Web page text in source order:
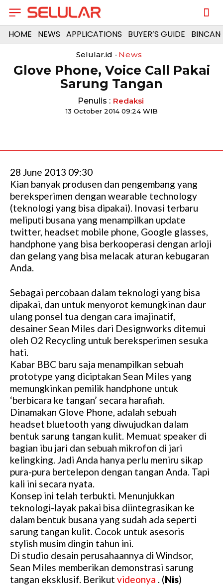
HOME NEWS APPLICATIONS BUYER’S GUIDE
Selular.id - News
Glove Phone, Voice Call Pakai
Sarung Tangan
Penulis : Redaksi
13 October 2014 09:24 WIB
28 June 2013 09:30
Kian banyak produsen dan pengembang yang
bereksperimen dengan wearable technology
(teknologi yang bisa dipakai). Inovasi terbaru
meliputi busana yang menampilkan update
twitter, headset mobile phone, Google glasses,
handphone yang bisa berkooperasi dengan arloji
dan gelang yang bisa melacak aturan kebugaran
Anda.
Sebagai percobaan dalam teknologi yang bisa
dipakai, dan untuk menyorot kemungkinan daur
ulang ponsel tua dengan cara imajinatif,
desainer Sean Miles dari Designworks ditemui
oleh O2 Recycling untuk bereksperimen sesuka
hati.
Kabar BBC baru saja menampilkan sebuah
prototype yang diciptakan Sean Miles yang
memungkinkan pemilik handphone untuk
‘berbicara ke tangan’ secara harafiah.
Dinamakan Glove Phone, adalah sebuah
headset bluetooth yang diwujudkan dalam
bentuk sarung tangan kulit. Memuat speaker di
bagian ibu jari dan sebuah mikrofon di jari
kelingking. Jadi Anda hanya perlu meniru sikap
pura-pura bertelepon dengan tangan Anda. Tapi
kali ini secara nyata.
Konsep ini telah terbukti. Menunjukkan
teknologi-layak pakai bisa diintegrasikan ke
dalam bentuk busana yang sudah ada seperti
sarung tangan kulit. Cocok untuk asesoris
stylish musim dingin tahun ini.
Di studio desain perusahaannya di Windsor,
Sean Miles memberikan demonstrasi sarung
tangan eksklusif. Berikut videonya . (Nis)